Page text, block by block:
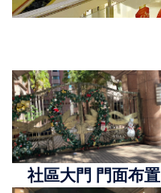
社區大門 門面布置